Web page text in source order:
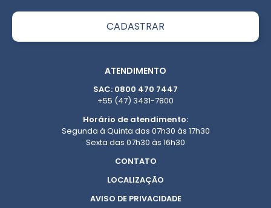
ATENDIMENTO
SAC: 0800 470 7447
+55 (47) 3431-7800
Horário de atendimento:
Segunda à Quinta das 07h30 às 17h30
Sexta das 07h30 às 16h30
CONTATO
LOCALIZAÇÃO
AVISO DE PRIVACIDADE